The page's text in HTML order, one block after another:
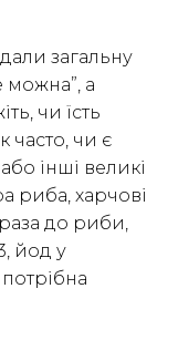
загальну
а
чи їсть
часто, чи є
інші великі
риба, харчові
до риби,
йод у